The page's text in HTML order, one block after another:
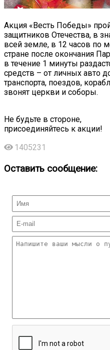
Акция «Весть Победы»
защитников Отечества, в
всей земле, в 12 часов по
стране после окончания
в течение 1 минуты
средств – от личных авто
транспорта, поездов,
звонят церкви и соборы.
Не будьте в стороне,
присоединяйтесь к акции!
1405231
Оставить сообщение: